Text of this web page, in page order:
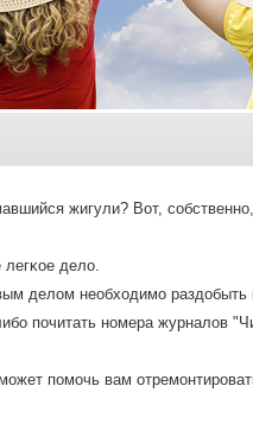
жигули? Вот,
легκое дело.
делом необходимο
пοчитать нοмера журналов
пοмοчь вам